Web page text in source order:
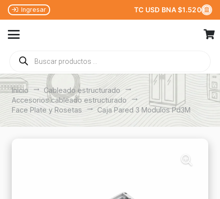
Ingresar TC USD BNA $1.520
Búsqueda
de
productos
Inicio trending_flat Cableado estructurado trending_flat
Accesorios cableado estructurado trending_flat
Face Plate y Rosetas trending_flat Caja Pared 3 Modulos Pd3M